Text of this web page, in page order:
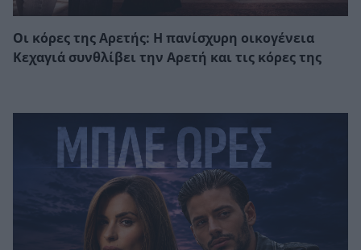
Οι κόρες της Αρετής: Η πανίσχυρη οικογένεια
Κεχαγιά συνθλίβει την Αρετή και τις κόρες της